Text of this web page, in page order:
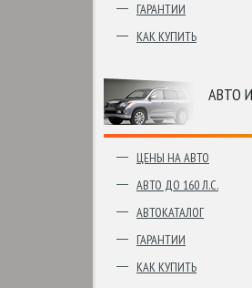
ГАРАНТИИ
КАК КУПИТЬ
АВТО
ЦЕНЫ НА АВТО
АВТО ДО 160 Л.С.
АВТОКАТАЛОГ
ГАРАНТИИ
КАК КУПИТЬ